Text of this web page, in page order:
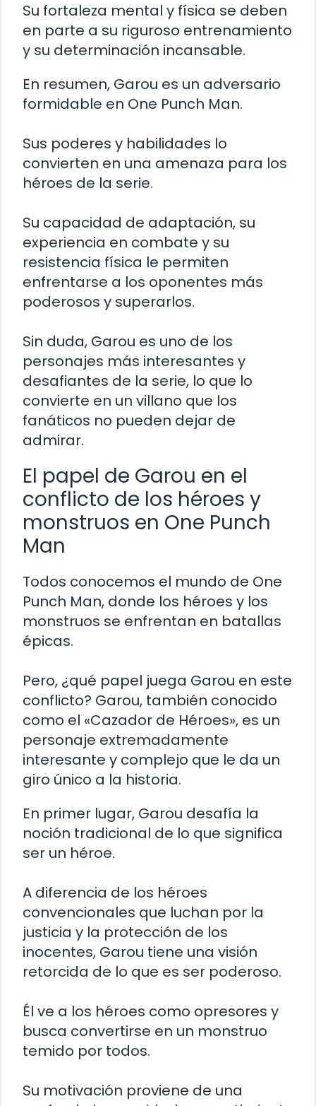
Su fortaleza mental y física se deben
en parte a su riguroso entrenamiento
y su determinación incansable.
En resumen, Garou es un adversario
formidable en One Punch Man.
Sus poderes y habilidades lo
convierten en una amenaza para los
héroes de la serie.
Su capacidad de adaptación, su
experiencia en combate y su
resistencia física le permiten
enfrentarse a los oponentes más
poderosos y superarlos.
Sin duda, Garou es uno de los
personajes más interesantes y
desafiantes de la serie, lo que lo
convierte en un villano que los
fanáticos no pueden dejar de
admirar.
El papel de Garou en el
conflicto de los héroes y
monstruos en One Punch
Man
Todos conocemos el mundo de One
Punch Man, donde los héroes y los
monstruos se enfrentan en batallas
épicas.
Pero, ¿qué papel juega Garou en este
conflicto? Garou, también conocido
como el «Cazador de Héroes», es un
personaje extremadamente
interesante y complejo que le da un
giro único a la historia.
En primer lugar, Garou desafía la
noción tradicional de lo que significa
ser un héroe.
A diferencia de los héroes
convencionales que luchan por la
justicia y la protección de los
inocentes, Garou tiene una visión
retorcida de lo que es ser poderoso.
Él ve a los héroes como opresores y
busca convertirse en un monstruo
temido por todos.
Su motivación proviene de una